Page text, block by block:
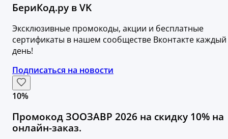
БериКод.ру в VK
Эксклюзивные промокоды, акции и бесплатные
сертификаты в нашем сообществе Вконтакте каждый
день!
Подписаться на новости
10%
Промокод ЗООЗАВР 2026 на скидку 10% на
онлайн-заказ.